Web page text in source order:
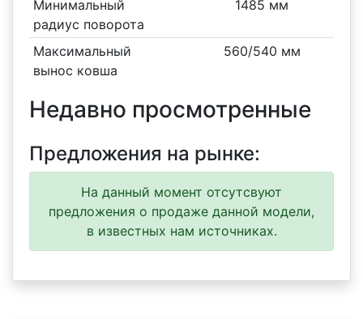
Минимальный
радиус поворота
1485 мм
Максимальный
вынос ковша
560/540 мм
Недавно просмотренные
Предложения на рынке:
На данный момент отсутсвуют
предложения о продаже данной модели,
в известных нам источниках.